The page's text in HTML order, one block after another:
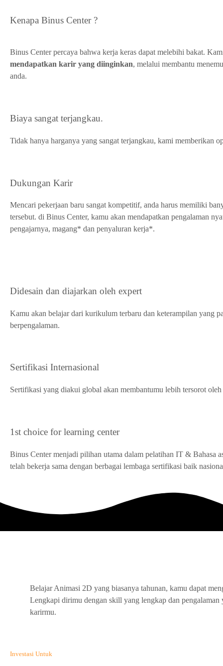
Kenapa Binus Center ?
Binus Center percaya bahwa kerja keras dapat melebihi bakat.
mendapatkan karir yang diinginkan, melalui membantu
anda.
Biaya sangat terjangkau.
Tidak hanya harganya yang sangat terjangkau, kami memberikan
Dukungan Karir
Mencari pekerjaan baru sangat kompetitif, anda harus memiliki
tersebut. di Binus Center, kamu akan mendapatkan pengalaman
pengajarnya, magang* dan penyaluran kerja*.
Didesain dan diajarkan oleh expert
Kamu akan belajar dari kurikulum terbaru dan keterampilan yang
berpengalaman.
Sertifikasi Internasional
Sertifikasi yang diakui global akan membantumu lebih tersorot
1st choice for learning center
Binus Center menjadi pilihan utama dalam pelatihan IT & Bahasa
telah bekerja sama dengan berbagai lembaga sertifikasi baik
Belajar Animasi 2D yang biasanya tahunan, kamu dapat
Lengkapi dirimu dengan skill yang lengkap dan pengalaman
karirmu.
Investasi Untuk